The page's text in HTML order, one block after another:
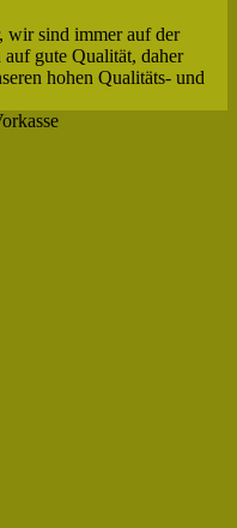
wir sind immer auf der
gute Qualität, daher
hohen Qualitäts- und